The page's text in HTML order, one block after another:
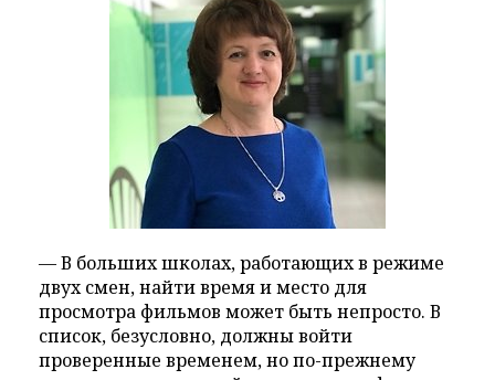
— В больших школах, работающих в режиме
двух смен, найти время и место для
просмотра фильмов может быть непросто. В
список, безусловно, должны войти
проверенные временем, но по-прежнему